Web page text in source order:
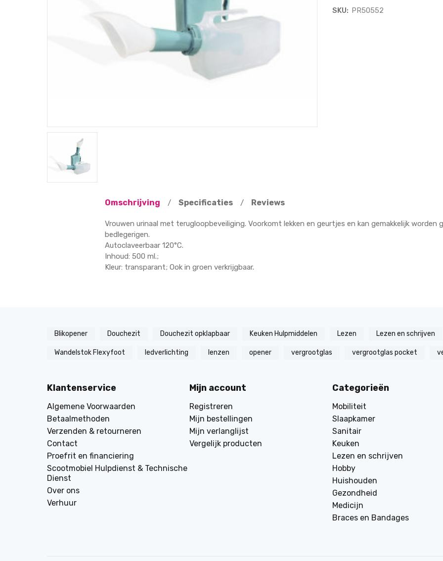
SKU: PR50552
Omschrijving / Specificaties / Reviews
Vrouwen urinaal met terugloopbeveiliging. Voorkomt lekken en geurtjes en kan gemakkelijk worden
bedlegerigen.
Autoclaveerbaar 120°C.
Inhoud: 500 ml.;
Kleur: transparant; Ook in groen verkrijgbaar.
Blikopener Douchezit Douchezit opklapbaar Keuken Hulpmiddelen Lezen Lezen en schrijven
Wandelstok Flexyfoot ledverlichting lenzen opener vergrootglas vergrootglas pocket
Klantenservice
Algemene Voorwaarden
Betaalmethoden
Verzenden & retourneren
Contact
Proefrit en financiering
Scootmobiel Hulpdienst & Technische
Dienst
Over ons
Verhuur
Mijn account
Registreren
Mijn bestellingen
Mijn verlanglijst
Vergelijk producten
Categorieën
Mobiliteit
Slaapkamer
Sanitair
Keuken
Lezen en schrijven
Hobby
Huishouden
Gezondheid
Medicijn
Braces en Bandages